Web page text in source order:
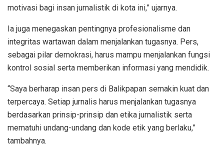
motivasi bagi insan jurnalistik di kota ini,” ujarnya.
Ia juga menegaskan pentingnya profesionalisme dan
integritas wartawan dalam menjalankan tugasnya. Pers,
sebagai pilar demokrasi, harus mampu menjalankan fungsi
kontrol sosial serta memberikan informasi yang mendidik.
“Saya berharap insan pers di Balikpapan semakin kuat dan
terpercaya. Setiap jurnalis harus menjalankan tugasnya
berdasarkan prinsip-prinsip dan etika jurnalistik serta
mematuhi undang-undang dan kode etik yang berlaku,”
tambahnya.